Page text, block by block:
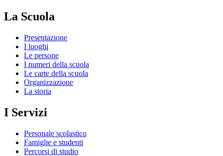
La Scuola
Presentazione
I luoghi
Le persone
I numeri della scuola
Le carte della scuola
Organizzazione
La storia
I Servizi
Personale scolastico
Famiglie e studenti
Percorsi di studio